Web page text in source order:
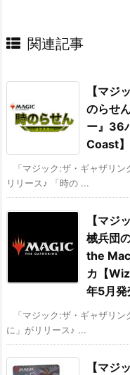
関連記事
【マジ
のらせ
ー』36
Coast
「マジック:ザ・ギャザリ
リリース♪ 「時の ...
【マジ
械兵団
the
カ【
年5月発
「マジック:ザ・ギャザリ
に」がリリース♪ ...
【マジ